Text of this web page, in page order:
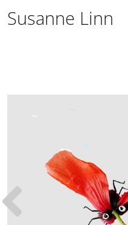
Susanne Linn